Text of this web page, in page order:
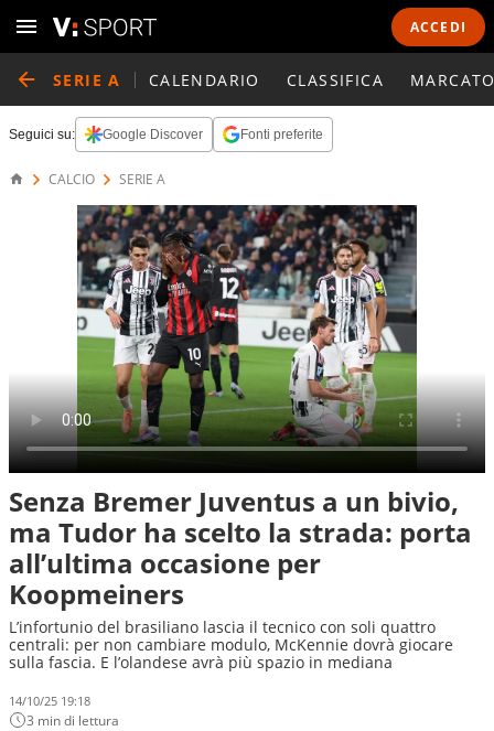
ACCEDI
SERIE A CALENDARIO CLASSIFICA
Seguici su: Google Discover Fonti preferite
CALCIO SERIE A
Senza Bremer Juventus a un bivio,
ma Tudor ha scelto la strada: porta
all’ultima occasione per
Koopmeiners
L’infortunio del brasiliano lascia il tecnico con soli quattro
centrali: per non cambiare modulo, McKennie dovrà giocare
sulla fascia. E l’olandese avrà più spazio in mediana
14/10/25 19:18
3 min di lettura